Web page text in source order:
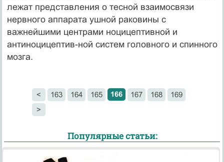
лежат представления о тесной взаимосвязи
нервного аппарата ушной раковины с
важнейшими центрами ноцицептивной и
антиноцицептив-ной систем головного и спинного
мозга.
< 163 164 165 166 167 168
169
>
Популярные статьи: